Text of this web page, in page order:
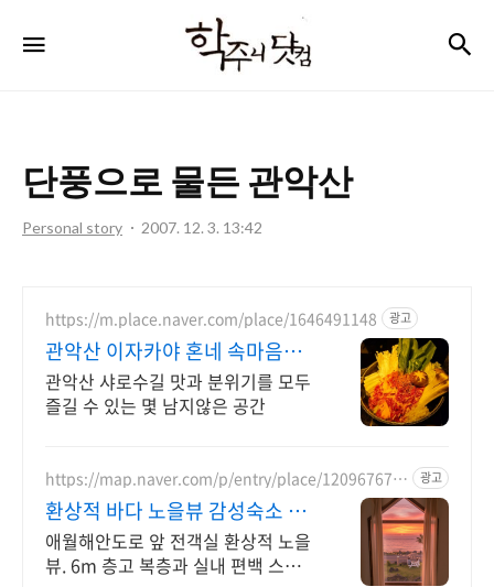
주
컴
단풍으로 물든 관악산
Personal story 2007. 12. 3. 13:42
https://m.place.naver.com/place/1646491148 광고
관악산 이자카야 혼네 속마음을
나누는 공간
관악산 샤로수길 맛과 분위기를 모두
즐길 수 있는 몇 남지않은 공간
https://map.naver.com/p/entry/place/120967673
7
광고
환상적 바다 노을뷰 감성숙소 통
창 너머 애월 파노라마바다
애월해안도로 앞 전객실 환상적 노을
뷰. 6m 층고 복층과 실내 편백 스파